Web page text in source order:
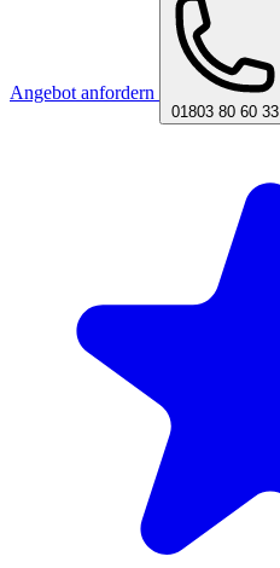
Angebot anfordern
01803 80 60 33